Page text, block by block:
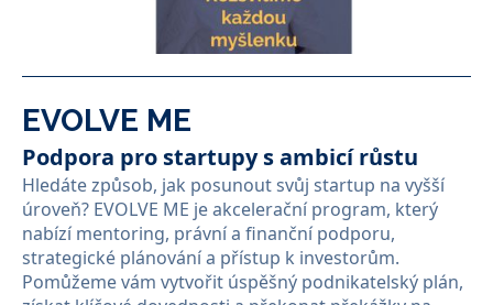
EVOLVE ME
Podpora pro startupy s ambicí růstu
Hledáte způsob, jak posunout svůj startup na vyšší
úroveň? EVOLVE ME je akcelerační program, který
nabízí mentoring, právní a finanční podporu,
strategické plánování a přístup k investorům.
Pomůžeme vám vytvořit úspěšný podnikatelský plán,